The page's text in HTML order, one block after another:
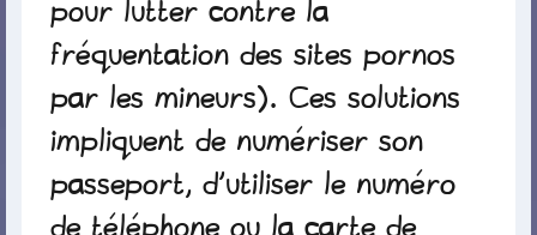
pour lutter contre la
fréquentation des sites pornos
par les mineurs). Ces solutions
impliquent de numériser son
passeport, d’utiliser le numéro
de téléphone ou la carte de